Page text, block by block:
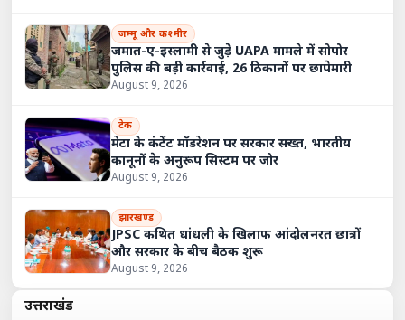
जम्मू और कश्मीर
जमात-ए-इस्लामी से जुड़े UAPA मामले में सोपोर
पुलिस की बड़ी कार्रवाई, 26 ठिकानों पर छापेमारी
August 9, 2026
टेक
मेटा के कंटेंट मॉडरेशन पर सरकार सख्त, भारतीय
कानूनों के अनुरूप सिस्टम पर जोर
August 9, 2026
झारखण्ड
JPSC कथित धांधली के खिलाफ आंदोलनरत छात्रों
और सरकार के बीच बैठक शुरू
August 9, 2026
उत्तराखंड